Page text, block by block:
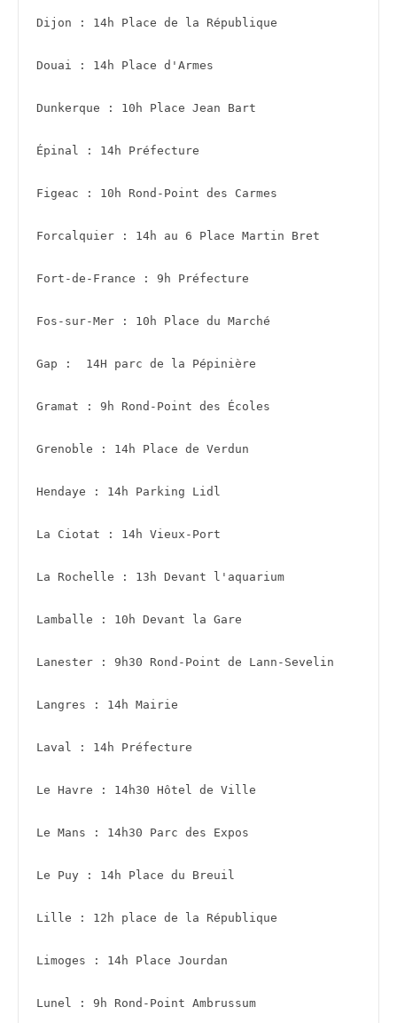
Dijon : 14h Place de la République
Douai : 14h Place d'Armes
Dunkerque : 10h Place Jean Bart
Épinal : 14h Préfecture
Figeac : 10h Rond-Point des Carmes
Forcalquier : 14h au 6 Place Martin Bret
Fort-de-France : 9h Préfecture
Gap :  14H parc de la Pépinière
Gramat : 9h Rond-Point des Écoles
Grenoble : 14h Place de Verdun
Hendaye : 14h Parking Lidl
La Ciotat : 14h Vieux-Port
La Rochelle : 13h Devant l'aquarium
Lamballe : 10h Devant la Gare
Lanester : 9h30 Rond-Point de Lann-Sevelin
Langres : 14h Mairie
Le Havre : 14h30 Hôtel de Ville
Le Mans : 14h30 Parc des Expos
Le Puy : 14h Place du Breuil
Lille : 12h place de la République
Limoges : 14h Place Jourdan
Lunel : 9h Rond-Point Ambrussum